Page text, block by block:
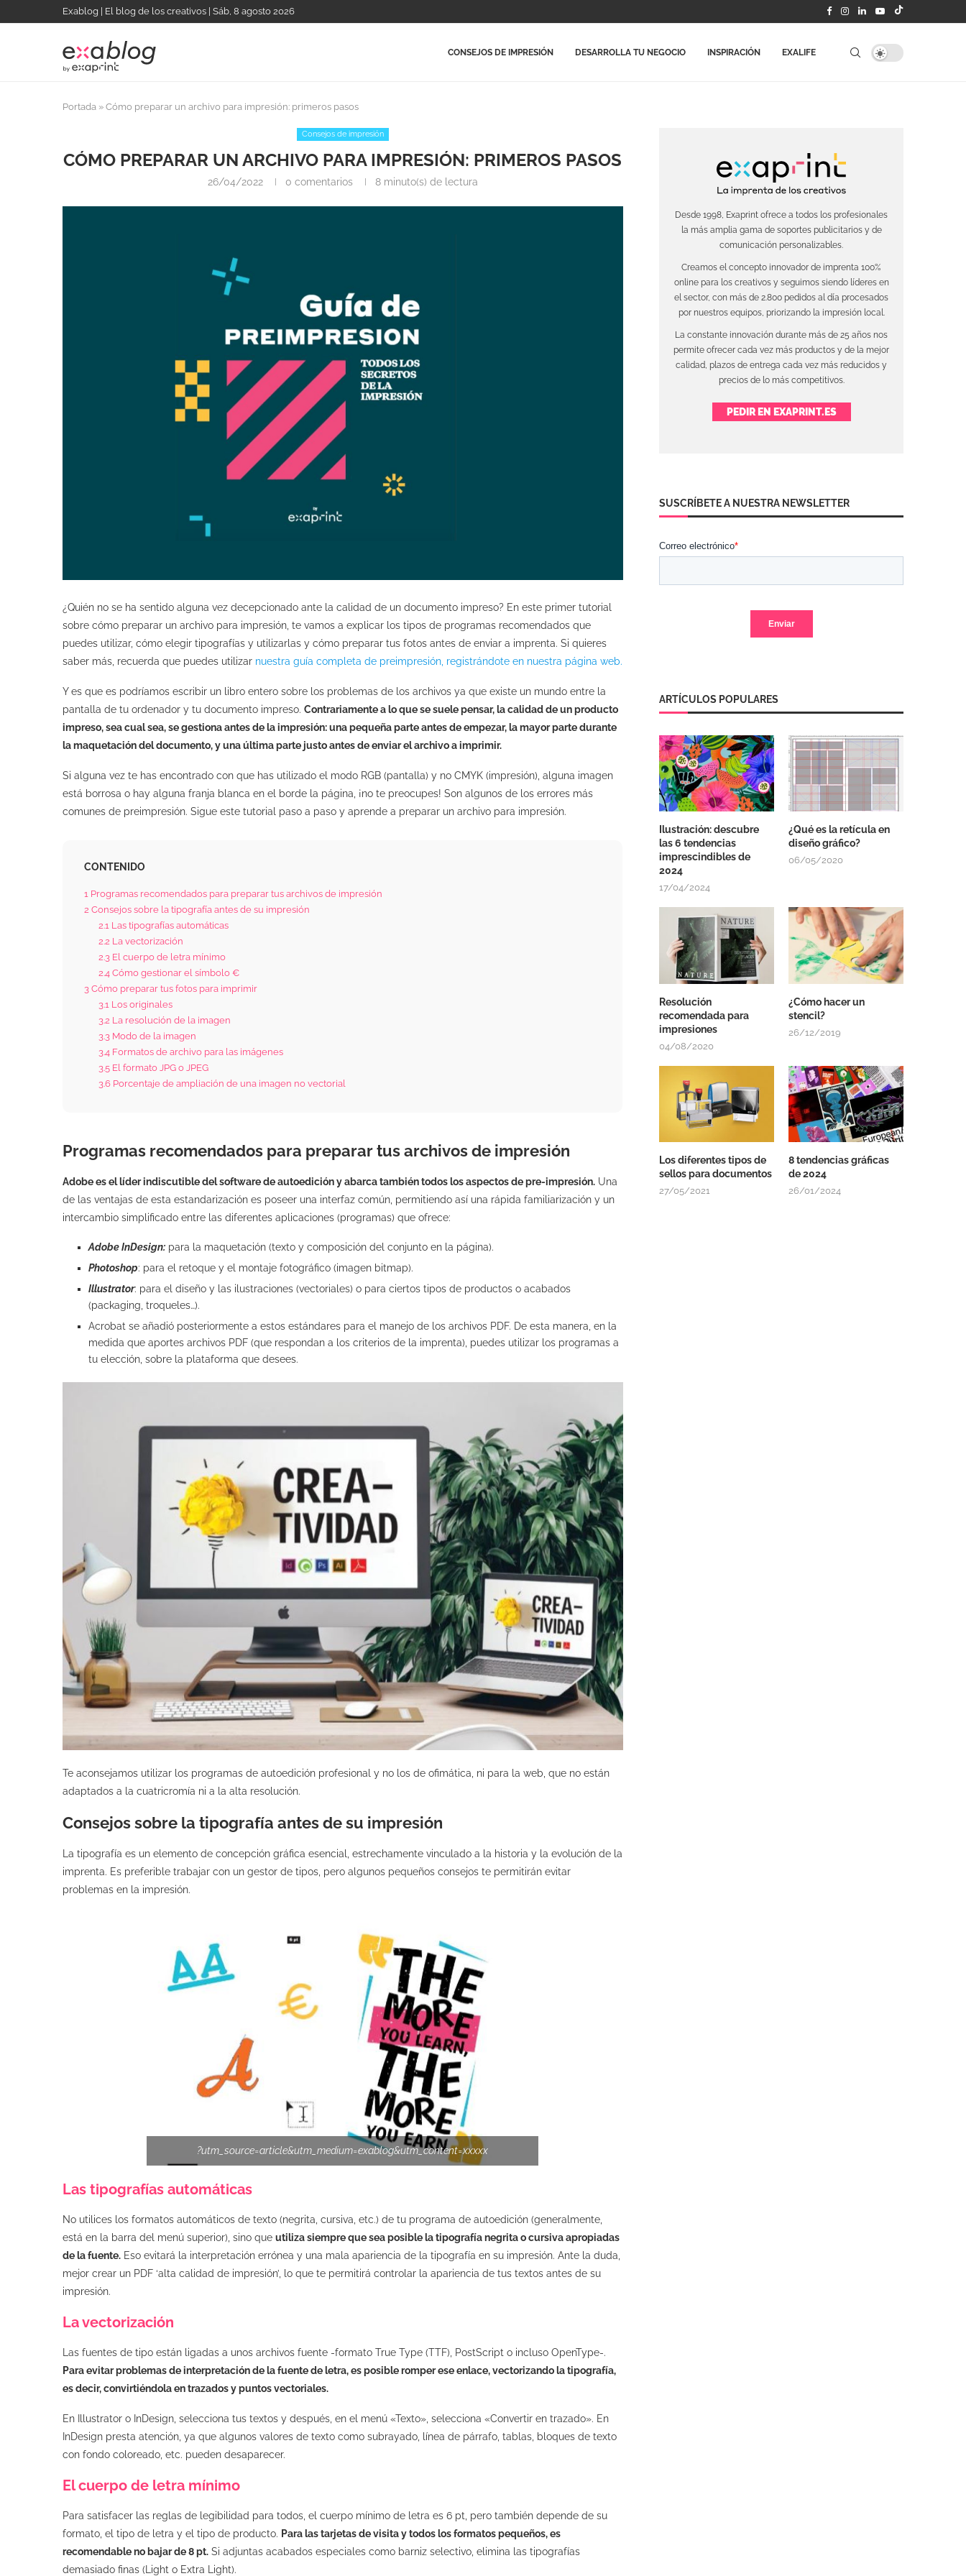
Exablog | El blog de los creativos | Sáb, 8 agosto 2026
CONSEJOS DE IMPRESIÓN DESARROLLA TU NEGOCIO INSPIRACIÓN EXALIFE
Portada » Cómo preparar un archivo para impresión: primeros pasos
Consejos de impresión
CÓMO PREPARAR UN ARCHIVO PARA IMPRESIÓN: PRIMEROS PASOS
26/04/2022 0 comentarios 8 minuto(s) de lectura
¿Quién no se ha sentido alguna vez decepcionado ante la calidad de un documento impreso? En este primer tutorial
sobre cómo preparar un archivo para impresión, te vamos a explicar los tipos de programas recomendados que
puedes utilizar, cómo elegir tipografías y utilizarlas y cómo preparar tus fotos antes de enviar a imprenta. Si quieres
saber más, recuerda que puedes utilizar nuestra guía completa de preimpresión, registrándote en nuestra página web.
Y es que es podríamos escribir un libro entero sobre los problemas de los archivos ya que existe un mundo entre la
pantalla de tu ordenador y tu documento impreso. Contrariamente a lo que se suele pensar, la calidad de un producto
impreso, sea cual sea, se gestiona antes de la impresión: una pequeña parte antes de empezar, la mayor parte durante
la maquetación del documento, y una última parte justo antes de enviar el archivo a imprimir.
Si alguna vez te has encontrado con que has utilizado el modo RGB (pantalla) y no CMYK (impresión), alguna imagen
está borrosa o hay alguna franja blanca en el borde la página, ¡no te preocupes! Son algunos de los errores más
comunes de preimpresión. Sigue este tutorial paso a paso y aprende a preparar un archivo para impresión.
CONTENIDO
1 Programas recomendados para preparar tus archivos de impresión
2 Consejos sobre la tipografía antes de su impresión
2.1 Las tipografías automáticas
2.2 La vectorización
2.3 El cuerpo de letra mínimo
2.4 Cómo gestionar el símbolo €
3 Cómo preparar tus fotos para imprimir
3.1 Los originales
3.2 La resolución de la imagen
3.3 Modo de la imagen
3.4 Formatos de archivo para las imágenes
3.5El formato JPG o JPEG
3.6Porcentaje de ampliación de una imagen no vectorial
Programas recomendados para preparar tus archivos de impresión
Adobe es el líder indiscutible del software de autoedición y abarca también todos los aspectos de pre-impresión. Una
de las ventajas de esta estandarización es poseer una interfaz común, permitiendo así una rápida familiarización y un
intercambio simplificado entre las diferentes aplicaciones (programas) que ofrece:
Adobe InDesign: para la maquetación (texto y composición del conjunto en la página).
Photoshop: para el retoque y el montaje fotográfico (imagen bitmap).
Illustrator: para el diseño y las ilustraciones (vectoriales) o para ciertos tipos de productos o acabados
(packaging, troqueles…).
Acrobat se añadió posteriormente a estos estándares para el manejo de los archivos PDF. De esta manera, en la
medida que aportes archivos PDF (que respondan a los criterios de la imprenta), puedes utilizar los programas a
tu elección, sobre la plataforma que desees.
Te aconsejamos utilizar los programas de autoedición profesional y no los de ofimática, ni para la web, que no están
adaptados a la cuatricromía ni a la alta resolución.
Consejos sobre la tipografía antes de su impresión
La tipografía es un elemento de concepción gráfica esencial, estrechamente vinculado a la historia y la evolución de la
imprenta. Es preferible trabajar con un gestor de tipos, pero algunos pequeños consejos te permitirán evitar
problemas en la impresión.
?utm_source=article&utm_medium=exablog&utm_content=xxxxx
Las tipografías automáticas
No utilices los formatos automáticos de texto (negrita, cursiva, etc.) de tu programa de autoedición (generalmente,
está en la barra del menú superior), sino que utiliza siempre que sea posible la tipografía negrita o cursiva apropiadas
de la fuente. Eso evitará la interpretación errónea y una mala apariencia de la tipografía en su impresión. Ante la duda,
mejor crear un PDF ‘alta calidad de impresión’, lo que te permitirá controlar la apariencia de tus textos antes de su
impresión.
La vectorización
Las fuentes de tipo están ligadas a unos archivos fuente -formato True Type (TTF), PostScript o incluso OpenType-.
Para evitar problemas de interpretación de la fuente de letra, es posible romper ese enlace, vectorizando la tipografía,
es decir, convirtiéndola en trazados y puntos vectoriales.
En Illustrator o InDesign, selecciona tus textos y después, en el menú «Texto», selecciona «Convertir en trazado». En
InDesign presta atención, ya que algunos valores de texto como subrayado, línea de párrafo, tablas, bloques de texto
con fondo coloreado, etc. pueden desaparecer.
El cuerpo de letra mínimo
Para satisfacer las reglas de legibilidad para todos, el cuerpo mínimo de letra es 6 pt, pero también depende de su
formato, el tipo de letra y el tipo de producto. Para las tarjetas de visita y todos los formatos pequeños, es
recomendable no bajar de 8 pt. Si adjuntas acabados especiales como barniz selectivo, elimina las tipografías
demasiado finas (Light o Extra Light).
Desde 1998, Exaprint ofrece a todos los profesionales
la más amplia gama de soportes publicitarios y de
comunicación personalizables.
Creamos el concepto innovador de imprenta 100%
online para los creativos y seguimos siendo líderes en
el sector, con más de 2.800 pedidos al día procesados
por nuestros equipos, priorizando la impresión local.
La constante innovación durante más de 25 años nos
permite ofrecer cada vez más productos y de la mejor
calidad, plazos de entrega cada vez más reducidos y
precios de lo más competitivos.
PEDIR EN EXAPRINT.ES
SUSCRÍBETE A NUESTRA NEWSLETTER
ARTÍCULOS POPULARES
Ilustración: descubre
las 6 tendencias
imprescindibles de
2024
17/04/2024
¿Qué es la retícula en
diseño gráfico?
06/05/2020
Resolución
recomendada para
impresiones
04/08/2020
¿Cómo hacer un
stencil?
26/12/2019
Los diferentes tipos de
sellos para documentos
27/05/2021
8 tendencias gráficas
de 2024
26/01/2024